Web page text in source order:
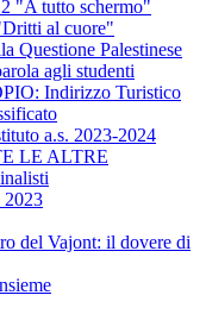
"A tutto schermo"
al cuore"
Questione Palestinese
agli studenti
Indirizzo Turistico
a.s. 2023-2024
LE ALTRE
2023
del Vajont: il dovere di